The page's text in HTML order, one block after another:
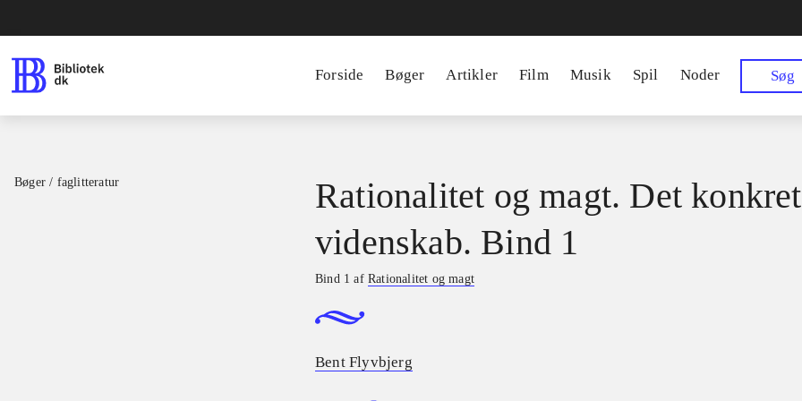
Forside Bøger Artikler Film Musik Spil Noder Søg
Bøger / faglitteratur
Rationalitet og magt. Det
videnskab. Bind 1
Bind 1 afRationalitet og magt
Bent Flyvbjerg